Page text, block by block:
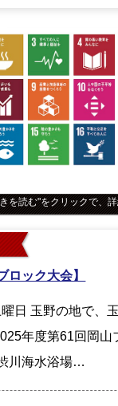
を読む"をクリックで、
ロック大会】
日 玉野の地で、
年度第61回岡山
川海水浴場…